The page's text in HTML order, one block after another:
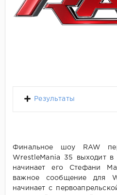
Результаты
Финальное шоу RAW
WrestleMania 35 выходит
начинает его Стефани
важное сообщение для
начинает с